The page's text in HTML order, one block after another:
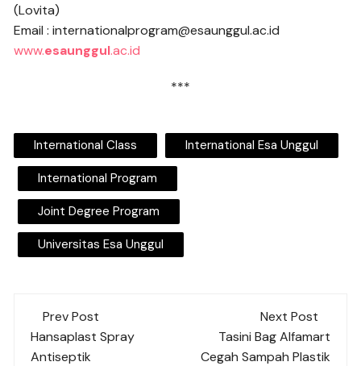
(Lovita)
Email : internationalprogram@esaunggul.ac.id
www.esaunggul.ac.id
***
International Class International Esa Unggul
International Program
Joint Degree Program
Universitas Esa Unggul
Post
navigation
Prev Post
Hansaplast Spray
Antiseptik
Next Post
Tasini Bag Alfamart
Cegah Sampah Plastik